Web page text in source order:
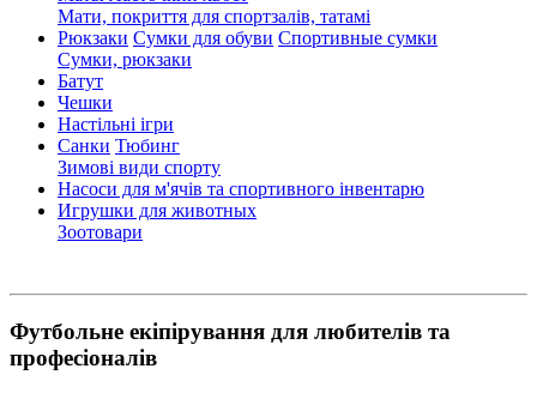
Мати, покриття для спортзалів, татамі
Рюкзаки Сумки для обуви Спортивные сумки
Сумки, рюкзаки
Батут
Чешки
Настільні ігри
Санки Тюбинг
Зимові види спорту
Насоси для м'ячів та спортивного інвентарю
Игрушки для животных
Зоотовари
Футбольне екіпірування для любителів та
професіоналів